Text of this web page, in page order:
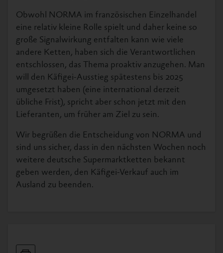
Obwohl NORMA im französischen Einzelhandel
eine relativ kleine Rolle spielt und daher keine so
große Signalwirkung entfalten kann wie viele
andere Ketten, haben sich die Verantwortlichen
entschlossen, das Thema proaktiv anzugehen. Man
will den Käfigei-Ausstieg spätestens bis 2025
umgesetzt haben (eine international derzeit
übliche Frist), spricht aber schon jetzt mit den
Lieferanten, um früher am Ziel zu sein.
Wir begrüßen die Entscheidung von NORMA und
sind uns sicher, dass in den nächsten Wochen noch
weitere deutsche Supermarktketten bekannt
geben werden, den Käfigei-Verkauf auch im
Ausland zu beenden.